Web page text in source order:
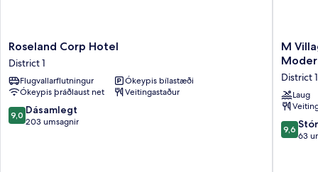
Roseland
Corp
Hotel
District
1
Roseland Corp Hotel
District 1
Flugvallarflutningur
Ókeypis bílastæði
Ókeypis þráðlaust net
Veitingastaður
9.0
af
9,0 Dásamlegt
203 umsagnir
M
Village
Premier
Thi
Sách,
a
brand
M
District 1
Laug
9.6
af
9,6
63